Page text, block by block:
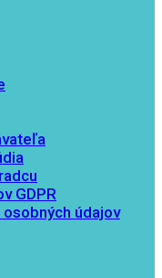
GDPR
údajov